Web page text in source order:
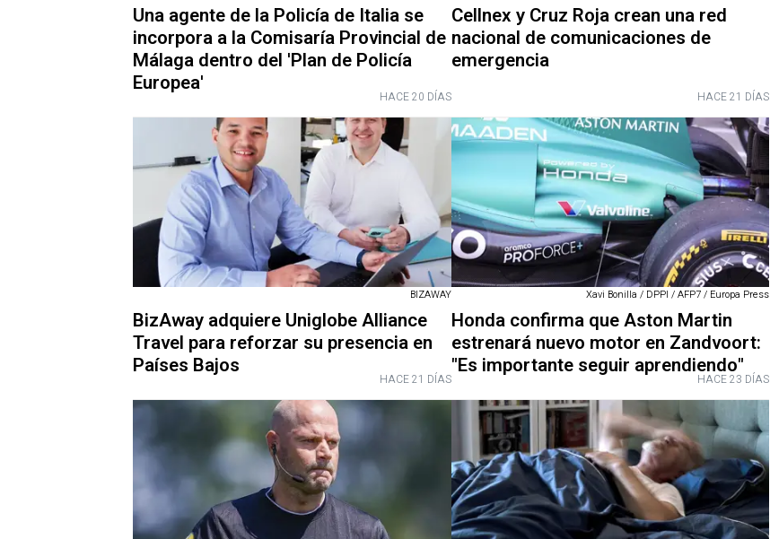
Una agente de la Policía de Italia se
incorpora a la Comisaría Provincial de
Málaga dentro del 'Plan de Policía
Europea'
HACE 20 DÍAS
Cellnex y Cruz Roja crean una red
nacional de comunicaciones de
emergencia
HACE 21 DÍAS
BIZAWAY
BizAway adquiere Uniglobe Alliance
Travel para reforzar su presencia en
Países Bajos
HACE 21 DÍAS
Xavi Bonilla / DPPI / AFP7 / Europa Press
Honda confirma que Aston Martin
estrenará nuevo motor en Zandvoort:
"Es importante seguir aprendiendo"
HACE 23 DÍAS